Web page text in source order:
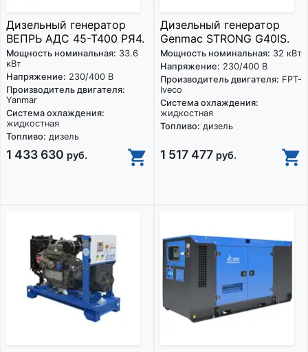
Дизельный генератор
ВЕПРЬ АДС 45-Т400 РЯ4.
Мощность номинальная: 33.6
кВт
Напряжение: 230/400 В
Производитель двигателя:
Yanmar
Система охлаждения:
жидкостная
Топливо: дизель
1 433 630 руб.
Дизельный генератор
Genmac STRONG G40IS.
Мощность номинальная: 32 кВт
Напряжение: 230/400 В
Производитель двигателя: FPT-
Iveco
Система охлаждения:
жидкостная
Топливо: дизель
1 517 477 руб.